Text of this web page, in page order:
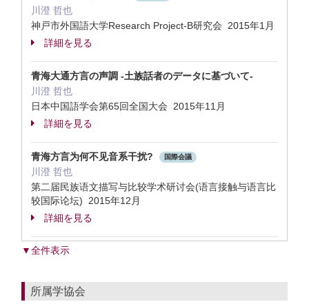
川澄 哲也
神戸市外国語大学Research Project-B研究会 2015年1月
詳細を見る
青海大通方言の声調 -土族話者のデータに基づいて-
川澄 哲也
日本中国語学会第65回全国大会 2015年11月
詳細を見る
青海方言为何不见音系干扰? 国際会議
川澄 哲也
第二届民族语文描写与比较学术研讨会(语言接触与语言比
较国际论坛) 2015年12月
詳細を見る
▼全件表示
所属学協会